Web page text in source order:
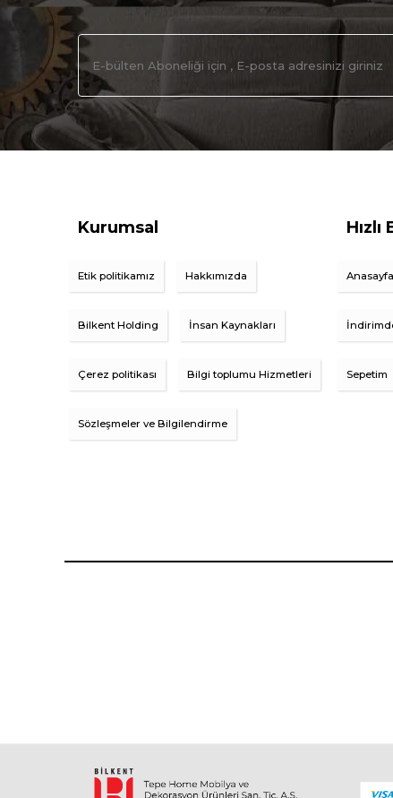
Kurumsal
Etik politikamız Hakkımızda
Bilkent Holding İnsan Kaynakları
Çerez politikası Bilgi toplumu Hizmetleri
Sözleşmeler ve Bilgilendirme
Hızlı
Anasayfa
Sepetim